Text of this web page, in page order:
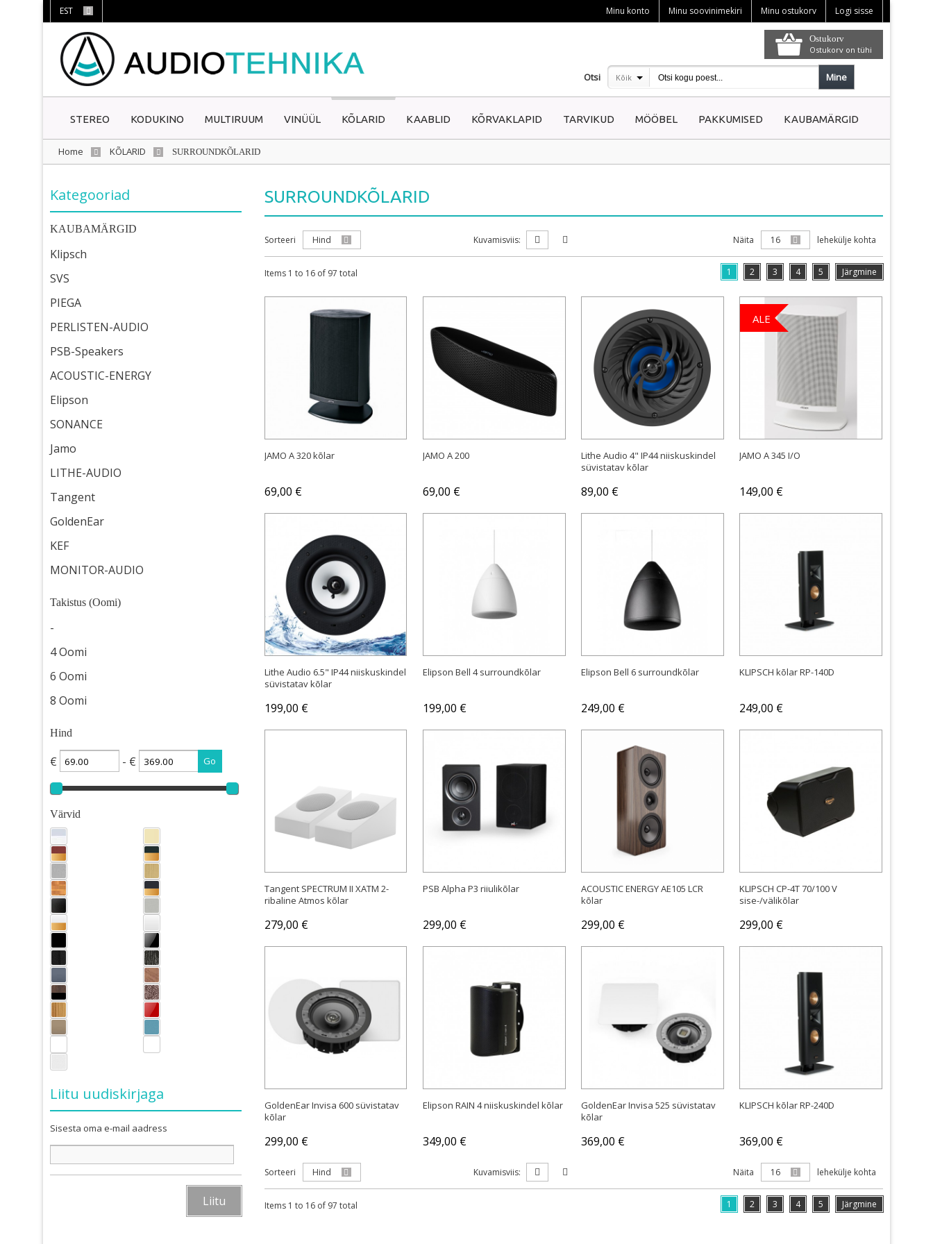
Minu konto Minu soovinimekiri Minu ostukorv Logi sisse
EST
Ostukorv
Ostukorv on tühi
STEREO KODUKINO MULTIRUUM VINÜÜL KÕLARID KAABLID KÕRVAKLAPID TARVIKUD MÖÖBEL PAKKUMISED KAUBAMÄRGID
Otsi Kõik Mine
Home KÕLARID SURROUNDKÕLARID
SURROUNDKÕLARID
Sorteeri Hind Kuvamisviis: Näita 16 lehekülje kohta
Items 1 to 16 of 97 total 1 2 3 4 5 Järgmine
JAMO A 320 kõlar
69,00 €
OSTA
JAMO A 200
69,00 €
OSTA
Lithe Audio 4" IP44 niiskuskindel
süvistatav kõlar
89,00 €
ALE
JAMO A 345 I/O
149,00 €
OSTA
Lithe Audio 6.5" IP44 niiskuskindel
süvistatav kõlar
199,00 €
OSTA
Elipson Bell 4 surroundkõlar
199,00 €
OSTA
Elipson Bell 6 surroundkõlar
249,00 €
OSTA
KLIPSCH kõlar RP-140D
249,00 €
OSTA
Tangent SPECTRUM II XATM 2-
ribaline Atmos kõlar
279,00 €
OSTA
PSB Alpha P3 riiulikõlar
299,00 €
OSTA
ACOUSTIC ENERGY AE105 LCR
kõlar
299,00 €
OSTA
KLIPSCH CP-4T 70/100 V
sise-/välikõlar
299,00 €
OSTA
GoldenEar Invisa 600 süvistatav
kõlar
299,00 €
OSTA
Elipson RAIN 4 niiskuskindel kõlar
349,00 €
OSTA
GoldenEar Invisa 525 süvistatav
kõlar
369,00 €
OSTA
KLIPSCH kõlar RP-240D
369,00 €
Sorteeri Hind Kuvamisviis: Näita 16 lehekülje kohta
Items 1 to 16 of 97 total 1 2 3 4 5 Järgmine
Kategooriad
KAUBAMÄRGID
Klipsch
SVS
PIEGA
PERLISTEN-AUDIO
PSB-Speakers
ACOUSTIC-ENERGY
Elipson
SONANCE
Jamo
LITHE-AUDIO
Tangent
GoldenEar
KEF
MONITOR-AUDIO
Takistus (Oomi)
-
4 Oomi
6 Oomi
8 Oomi
Hind
€ - €
Värvid
Liitu uudiskirjaga
Sisesta oma e-mail aadress
Liitu